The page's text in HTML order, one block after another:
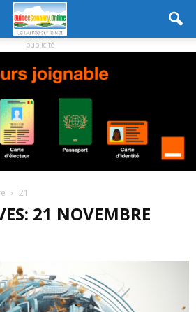
publicité
21
21 NOVEMBRE